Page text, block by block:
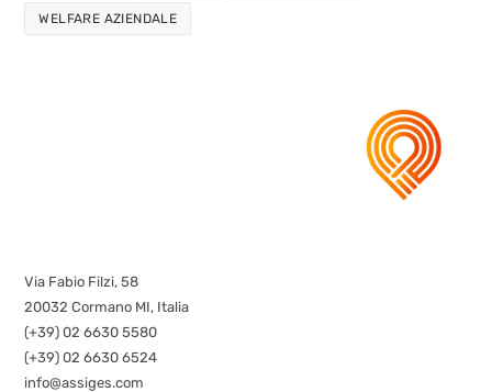
WELFARE AZIENDALE
Via Fabio Filzi, 58
20032 Cormano MI, Italia
(+39) 02 6630 5580
(+39) 02 6630 6524
info@assiges.com